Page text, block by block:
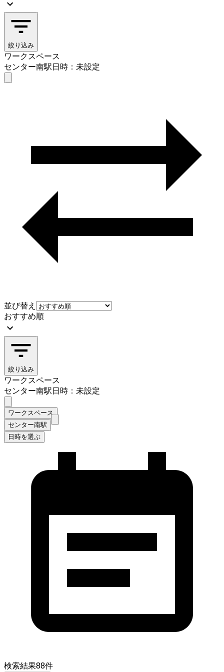
絞り込み
ワークスペース
センター南駅日時：未設定
並び替え
おすすめ順
絞り込み
ワークスペース
センター南駅日時：未設定
ワークスペース
センター南駅
日時を選ぶ
検索結果88件